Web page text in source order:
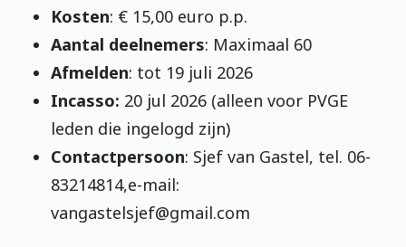
Kosten: € 15,00 euro p.p.
Aantal deelnemers: Maximaal 60
Afmelden: tot 19 juli 2026
Incasso: 20 jul 2026 (alleen voor PVGE
leden die ingelogd zijn)
Contactpersoon: Sjef van Gastel, tel. 06-
83214814,e-mail:
vangastelsjef@gmail.com